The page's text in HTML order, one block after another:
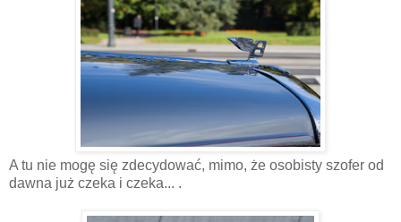
A tu nie mogę się zdecydować, mimo, że osobisty szofer od
dawna już czeka i czeka... .